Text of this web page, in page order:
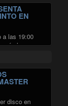
NATION EN SALA
EN
a las 19:00
el
para el
rompe el
en sociedad
disco en